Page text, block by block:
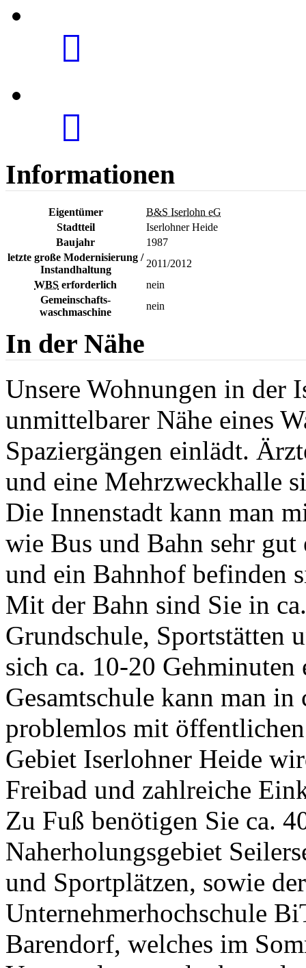
Informationen
Eigentümer
B&S Iserlohn eG
Stadtteil
Iserlohner Heide
Baujahr
1987
letzte große Modernisierung /
Instandhaltung
2011/2012
WBS erforderlich
nein
Gemeinschafts-
waschmaschine
nein
In der Nähe
Unsere Wohnungen in der
unmittelbarer Nähe eines
Spaziergängen einlädt.
und eine Mehrzweckhalle
Die Innenstadt kann man
wie Bus und Bahn sehr
und ein Bahnhof befinden
Mit der Bahn sind Sie in
Grundschule, Sportstätten
sich ca. 10-20
Gesamtschule kann man
problemlos mit
Gebiet Iserlohner Heide
Freibad und zahlreiche
Zu Fuß benötigen Sie ca.
Naherholungsgebiet
und Sportplätzen, sowie
Unternehmerhochschule
Barendorf, welches im